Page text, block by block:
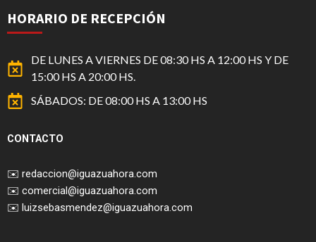
HORARIO DE RECEPCIÓN
DE LUNES A VIERNES DE 08:30 HS A 12:00 HS Y DE
15:00 HS A 20:00 HS.
SÁBADOS: DE 08:00 HS A 13:00 HS
CONTACTO
✉️ redaccion@iguazuahora.com
✉️ comercial@iguazuahora.com
✉️ luizsebasmendez@iguazuahora.com